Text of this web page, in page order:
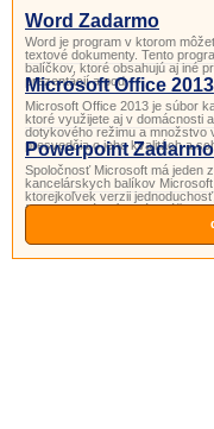
Word Zadarmo
Word je program v ktorom
textové dokumenty. Tento
balíčkov, ktoré obsahujú aj iné
prezentácií a pod.
Microsoft Office 2013
Microsoft Office 2013 je súbor
ktoré využijete aj v domácnosti
dotykového režimu a množstvo
presvedčia o jeho kvalitách a
Powerpoint Zadarmo
Spoločnosť Microsoft má jeden
kancelárskych balíkov
ktorejkoľvek verzii
funkcie si vás získajú.
PowerPoint. Powerpoint je